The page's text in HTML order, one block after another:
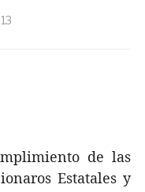
de las
Estatales y